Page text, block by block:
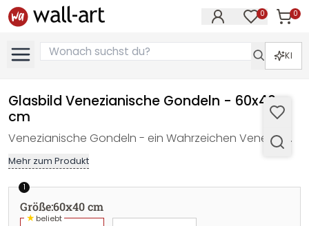
0 0
KI
Glasbild Venezianische Gondeln - 60x40
cm
Venezianische Gondeln - ein Wahrzeichen Venedigs.
Mehr zum Produkt
1
Größe:60x40 cm
★beliebt